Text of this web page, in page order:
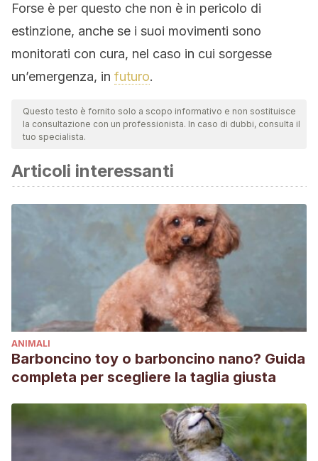
Forse è per questo che non è in pericolo di
estinzione, anche se i suoi movimenti sono
monitorati con cura, nel caso in cui sorgesse
un’emergenza, in futuro.
Questo testo è fornito solo a scopo informativo e non sostituisce
la consultazione con un professionista. In caso di dubbi, consulta il
tuo specialista.
Articoli interessanti
ANIMALI
Barboncino toy o barboncino nano? Guida
completa per scegliere la taglia giusta